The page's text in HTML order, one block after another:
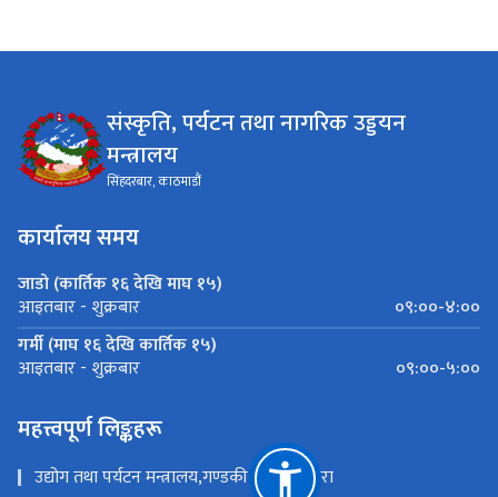
संस्कृति, पर्यटन तथा नागरिक उड्डयन
मन्त्रालय
सिंहदरबार, काठमाडौं
कार्यालय समय
जाडो (कार्तिक १६ देखि माघ १५)
आइतबार - शुक्रबार
०९:००-४:००
गर्मी (माघ १६ देखि कार्तिक १५)
आइतबार - शुक्रबार ०९:००-५:००
महत्त्वपूर्ण लिङ्कहरू
उद्योग तथा पर्यटन मन्त्रालय,गण्डकी प्रदेश ,पोखरा